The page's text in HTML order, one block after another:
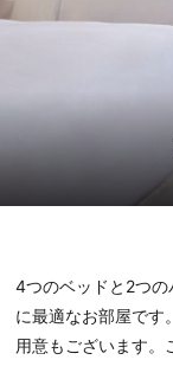
4つのベッドと2つ
に最適なお部屋です
用意もございます。